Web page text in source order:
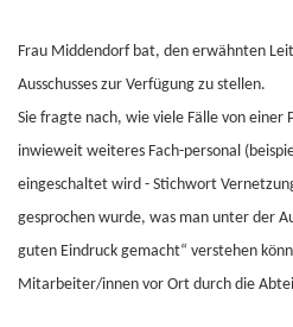
Frau Middendorf bat, den erwähnten
Ausschusses zur Verfügung zu stellen.
Sie fragte nach, wie viele Fälle von einer
inwieweit weiteres Fach-personal
eingeschaltet wird - Stichwort
gesprochen wurde, was man unter der
guten Eindruck gemacht“ verstehen
Mitarbeiter/innen vor Ort durch die